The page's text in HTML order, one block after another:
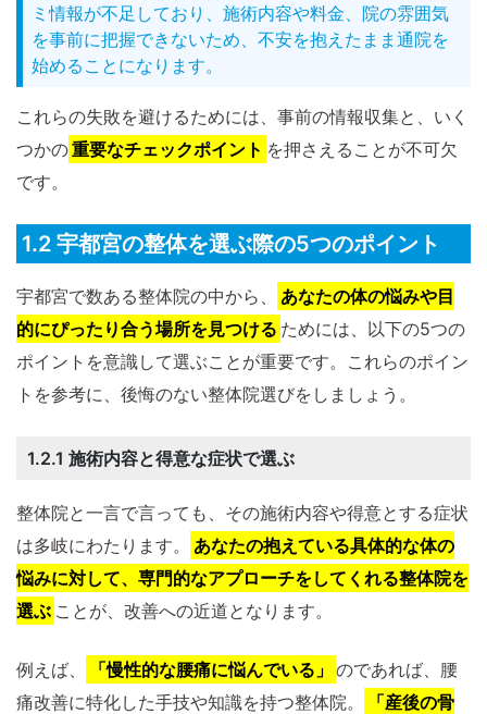
ミ情報が不足しており、施術内容や料金、院の雰囲気
を事前に把握できないため、不安を抱えたまま通院を
始めることになります。
これらの失敗を避けるためには、事前の情報収集と、いく
つかの重要なチェックポイント を押さえることが不可欠
です。
1.2 宇都宮の整体を選ぶ際の5つのポイント
宇都宮で数ある整体院の中から、
あなたの体の悩みや目
的にぴったり合う場所を見つける ためには、以下の5つの
ポイントを意識して選ぶことが重要です。これらのポイン
トを参考に、後悔のない整体院選びをしましょう。
1.2.1 施術内容と得意な症状で選ぶ
整体院と一言で言っても、その施術内容や得意とする症状
は多岐にわたります。
あなたの抱えている具体的な体の
悩みに対して、専門的なアプローチをしてくれる整体院を
選ぶ ことが、改善への近道となります。
例えば、 「慢性的な腰痛に悩んでいる」 のであれば、腰
痛改善に特化した手技や知識を持つ整体院。
「産後の骨